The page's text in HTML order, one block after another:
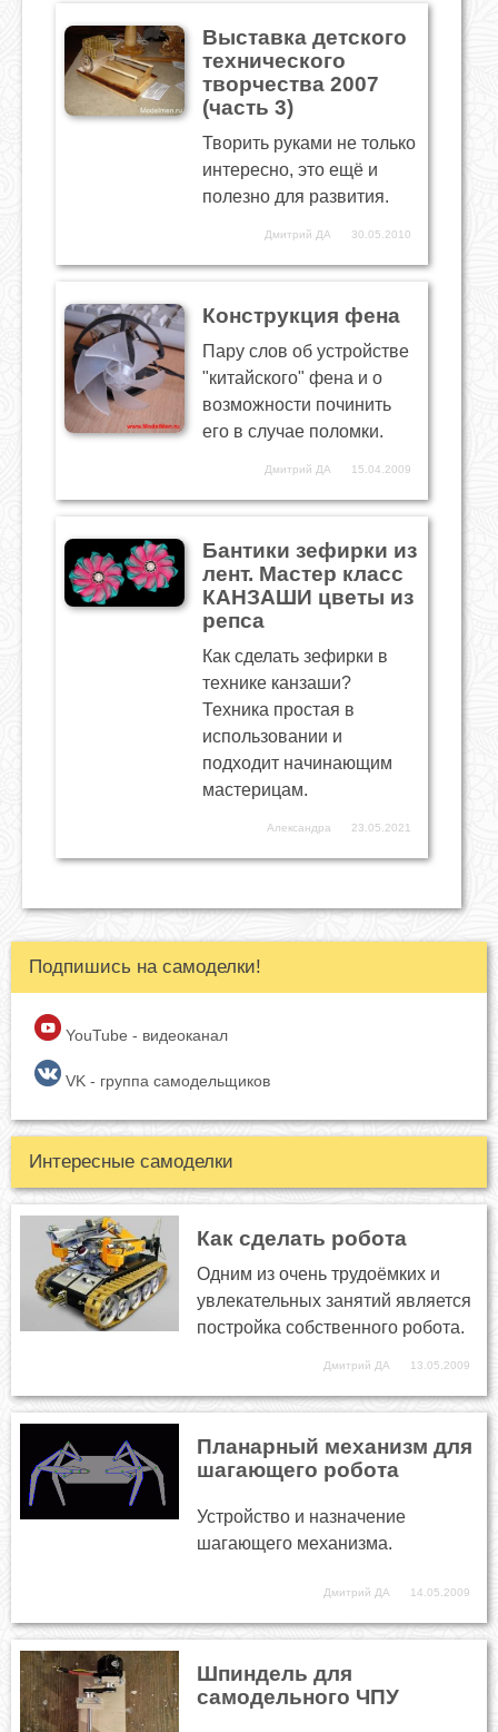
Выставка детского
технического
творчества 2007
(часть 3)
Творить руками не только
интересно, это ещё и
полезно для развития.
Дмитрий ДА 30.05.2010
Конструкция фена
Пару слов об устройстве
"китайского" фена и о
возможности починить
его в случае поломки.
Дмитрий ДА 15.04.2009
Бантики зефирки из
лент. Мастер класс
КАНЗАШИ цветы из
репса
Как сделать зефирки в
технике канзаши?
Техника простая в
использовании и
подходит начинающим
мастерицам.
Александра 23.05.2021
Подпишись на самоделки!
YouTube - видеоканал
VK - группа самодельщиков
Интересные самоделки
Как сделать робота
Одним из очень трудоёмких и
увлекательных занятий является
постройка собственного робота.
Дмитрий ДА 13.05.2009
Планарный механизм для
шагающего робота
Устройство и назначение
шагающего механизма.
Дмитрий ДА 14.05.2009
Шпиндель для
самодельного ЧПУ